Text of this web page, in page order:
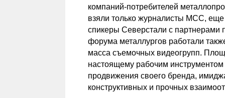
компаний-потребителей
взяли только журналисты МСС,
спикеры Северстали с партнерами
форума металлургов работали
масса съемочных видеогрупп.
настоящему рабочим инструментом
продвижения своего бренда,
конструктивных и прочных